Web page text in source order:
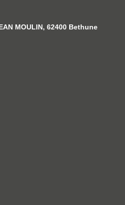
MOULIN, 62400 Bethune